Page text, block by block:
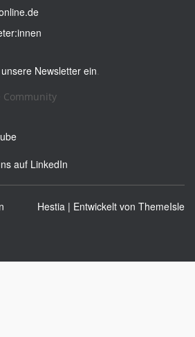
Newsletter ein
Community
auf LinkedIn
Hestia | Entwickelt von ThemeIsle